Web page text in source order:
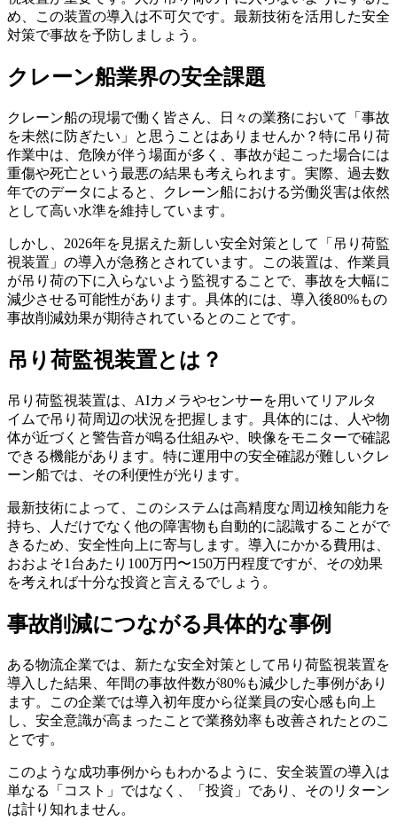
め、この装置の導入は不可欠です。最新技術を活用した安全
対策で事故を予防しましょう。
クレーン船業界の安全課題
クレーン船の現場で働く皆さん、日々の業務において「事故
を未然に防ぎたい」と思うことはありませんか？特に吊り荷
作業中は、危険が伴う場面が多く、事故が起こった場合には
重傷や死亡という最悪の結果も考えられます。実際、過去数
年でのデータによると、クレーン船における労働災害は依然
として高い水準を維持しています。
しかし、2026年を見据えた新しい安全対策として「吊り荷監
視装置」の導入が急務とされています。この装置は、作業員
が吊り荷の下に入らないよう監視することで、事故を大幅に
減少させる可能性があります。具体的には、導入後80%もの
事故削減効果が期待されているとのことです。
吊り荷監視装置とは？
吊り荷監視装置は、AIカメラやセンサーを用いてリアルタ
イムで吊り荷周辺の状況を把握します。具体的には、人や物
体が近づくと警告音が鳴る仕組みや、映像をモニターで確認
できる機能があります。特に運用中の安全確認が難しいクレ
ーン船では、その利便性が光ります。
最新技術によって、このシステムは高精度な周辺検知能力を
持ち、人だけでなく他の障害物も自動的に認識することがで
きるため、安全性向上に寄与します。導入にかかる費用は、
おおよそ1台あたり100万円〜150万円程度ですが、その効果
を考えれば十分な投資と言えるでしょう。
事故削減につながる具体的な事例
ある物流企業では、新たな安全対策として吊り荷監視装置を
導入した結果、年間の事故件数が80%も減少した事例があり
ます。この企業では導入初年度から従業員の安心感も向上
し、安全意識が高まったことで業務効率も改善されたとのこ
とです。
このような成功事例からもわかるように、安全装置の導入は
単なる「コスト」ではなく、「投資」であり、そのリターン
は計り知れません。